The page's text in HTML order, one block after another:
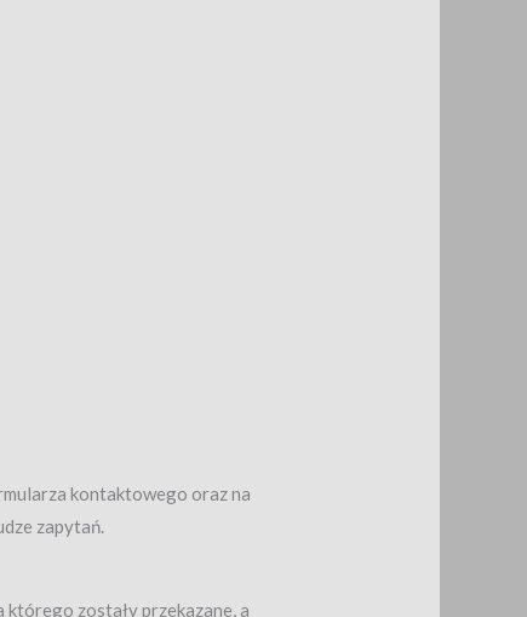
kontaktowego oraz na
zapytań.
zostały przekazane, a